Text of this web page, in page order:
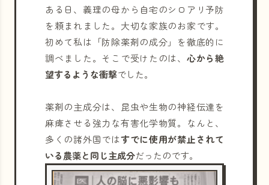
ある日、義理の母から自宅のシロアリ予防
を頼まれました。大切な家族のお家です。
初めて私は「防除薬剤の成分」を徹底的に
調べました。そこで受けたのは、 心から絶
望するような衝撃でした。
薬剤の主成分は、昆虫や生物の神経伝達を
麻痺させる強力な有害化学物質。なんと、
多くの諸外国ではすでに使用が禁止されて
いる農薬と同じ主成分だったのです。